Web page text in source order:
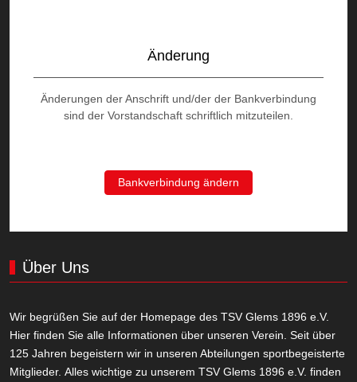
Änderung
Änderungen der Anschrift und/der der Bankverbindung
sind der Vorstandschaft schriftlich mitzuteilen.
Bankverbindung ändern
Über Uns
Wir begrüßen Sie auf der Homepage des TSV Glems 1896 e.V.
Hier finden Sie alle Informationen über unseren Verein. Seit über
125 Jahren begeistern wir in unseren Abteilungen sportbegeisterte
Mitglieder. Alles wichtige zu unserem TSV Glems 1896 e.V. finden